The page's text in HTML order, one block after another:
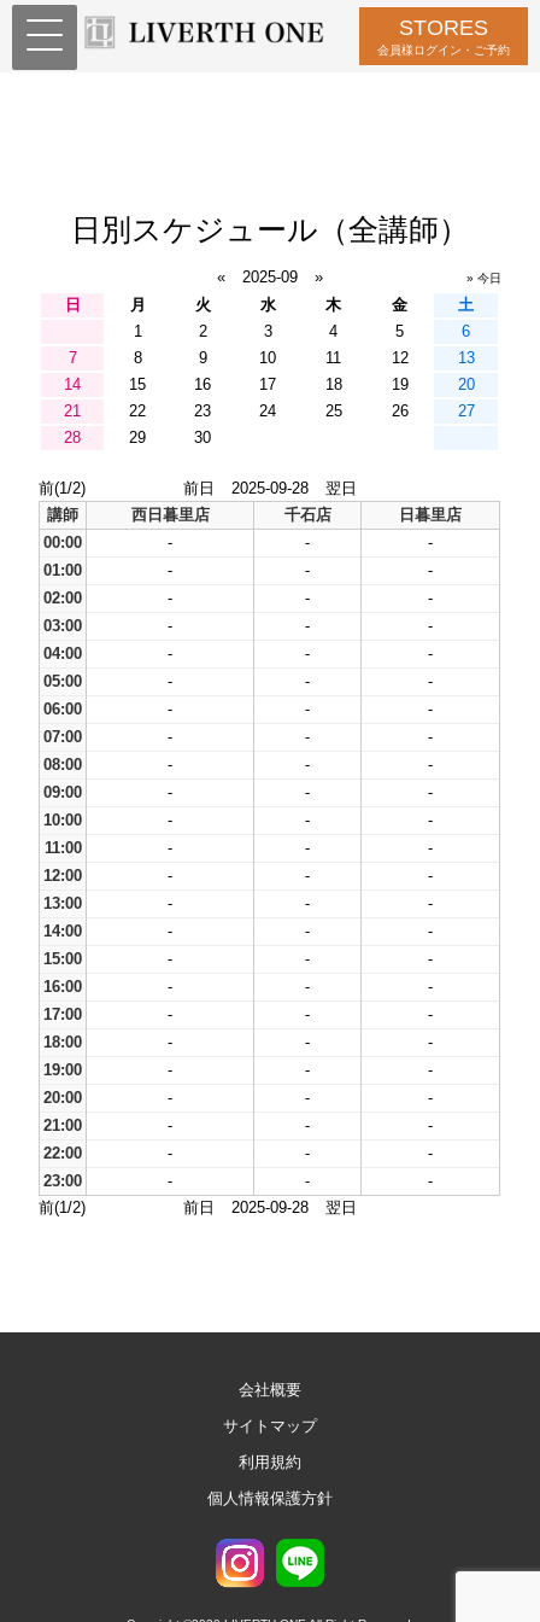
STORES
会員様ログイン・ご予約
日別スケジュール（全講師）
« 2025-09 » » 今日
日 月 火 水 木 金
土
1
2 3 4 5
6
7
8 9 10 11 12
13
14
15 16 17 18 19
20
21
22 23 24 25 26
27
28
29 30
前(1/2) 前日 2025-09-28
翌日
講師
西日暮里店 千石店
日暮里店
00:00
- -
-
01:00
- -
-
02:00
- -
-
03:00
- -
-
04:00
- -
-
05:00
- -
-
06:00
- -
-
07:00
- -
-
08:00
- -
-
09:00
- -
-
10:00
- -
-
11:00
- -
-
12:00
- -
-
13:00
- -
-
14:00
- -
-
15:00
- -
-
16:00
- -
-
17:00
- -
-
18:00
- -
-
19:00
- -
-
20:00
- -
-
21:00
- -
-
22:00
- -
-
23:00
- -
-
前(1/2)
前日 2025-09-28 翌日
会社概要
サイトマップ
利用規約
個人情報保護方針